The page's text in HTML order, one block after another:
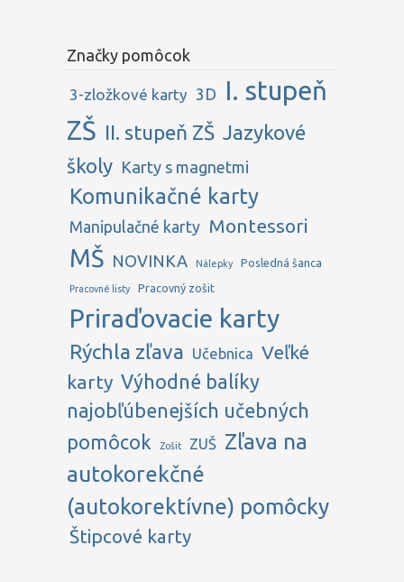
Značky pomôcok
3-zložkové karty 3D
I. stupeň
ZŠ II. stupeň ZŠ Jazykové
školy Karty s magnetmi
Komunikačné karty
Manipulačné karty Montessori
MŠ NOVINKA Nálepky Posledná šanca
Pracovné listy Pracovný zošit
Priraďovacie karty
Rýchla zľava Učebnica Veľké
karty Výhodné balíky
najobľúbenejších učebných
pomôcok
Zošit ZUŠ Zľava na
autokorekčné
(autokorektívne) pomôcky
Štipcové karty